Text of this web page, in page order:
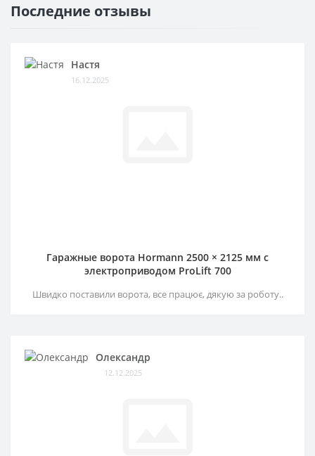
Последние отзывы
Настя
16.12.2025
Гаражные ворота Hormann 2500 × 2125 мм c
электроприводом ProLift 700
Швидко поставили ворота, все працює, дякую за роботу..
Олександр
12.12.2025